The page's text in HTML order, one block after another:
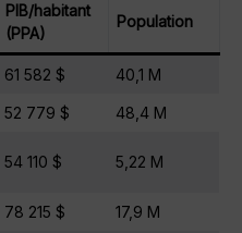
PIB/habitant
(PPA)
Population
61 582 $ 40,1 M
52 779 $ 48,4 M
54 110 $ 5,22 M
78 215 $ 17,9 M